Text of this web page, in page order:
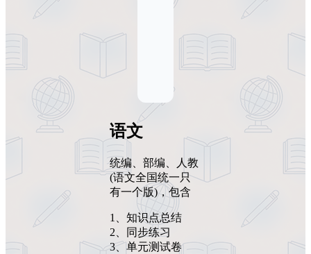
语文
统编、部编、人教
(语文全国统一只
有一个版)，包含
1、知识点总结
2、同步练习
3、单元测试卷